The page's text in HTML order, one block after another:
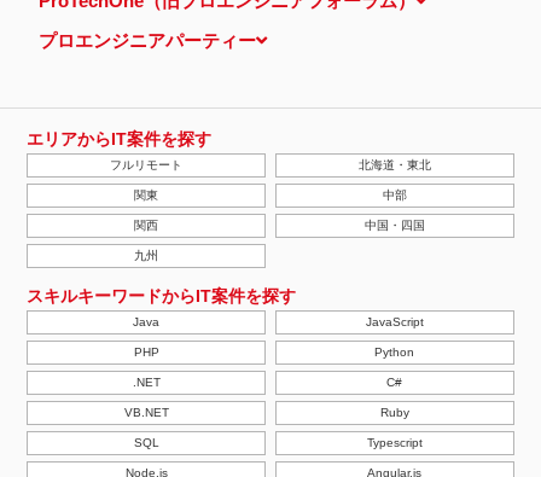
告手法）を行っております。 その際、ユーザーのサイト訪問履歴
情報を採取するためCookieを使用しています（ただし、個人を特
定・識別できるような情報は一切含まれておりません）。
正、その他個人情報の安全管理のために必要かつ適切な措置を講じ
ます。
当社の個人情報の取扱いに関する苦情、相談等の問合せ先
株式会社ＰＥ－ＢＡＮＫ 個人情報相談窓口
FAX：03-3446-4180
Email：privacy@mcea.co.jp
【2019年10月7日 改訂】
プロエンジニアパーティー
エリアからIT案件を探す
フルリモート 北海道・東北
関東 中部
関西 中国・四国
九州
スキルキーワードからIT案件を探す
Java JavaScript
PHP Python
.NET C#
VB.NET Ruby
SQL Typescript
Node.js Angular.js